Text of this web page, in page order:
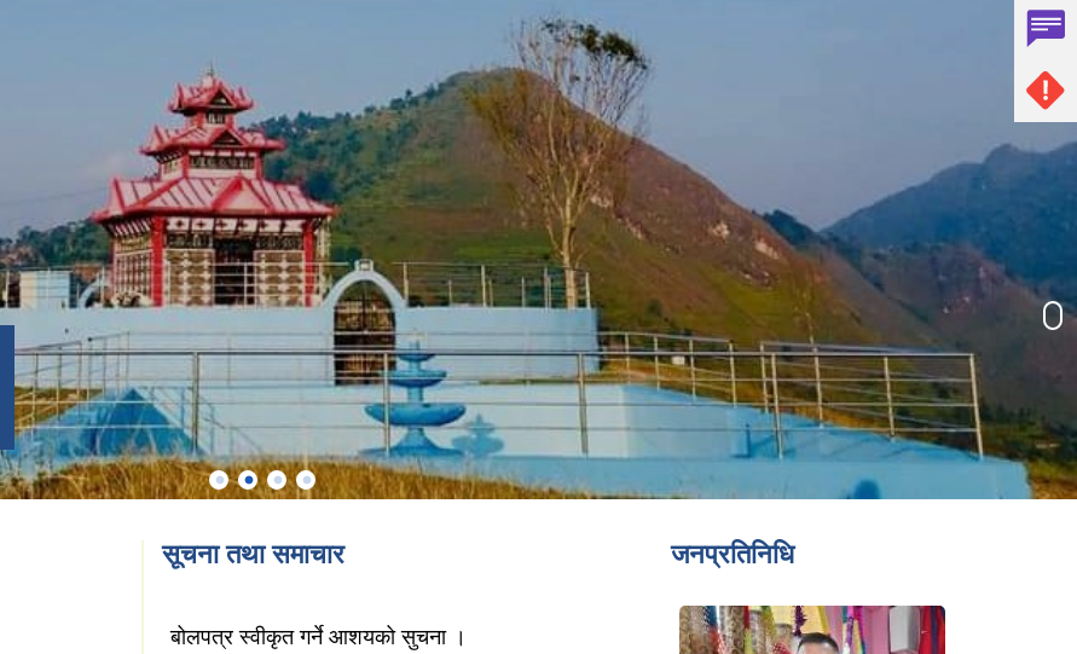
सूचना तथा समाचार
बोलपत्र स्वीकृत गर्ने आशयको सुचना ।
जनप्रतिनिधि